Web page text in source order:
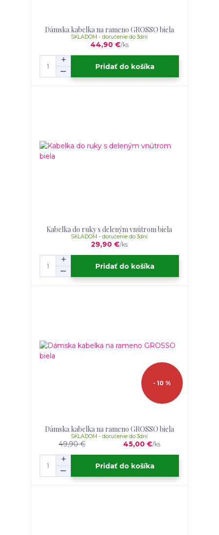
Dámska kabelka na rameno GROSSO biela
44,90 €/ks
SKLADOM - doručenie do 3dní
Pridať do košíka
Kabelka do ruky s deleným vnútrom biela
29,90 €/ks
SKLADOM - doručenie do 3dní
Pridať do košíka
- 10 %
Dámska kabelka na rameno GROSSO biela
49,90 € 45,00 €/ks
SKLADOM - doručenie do 3dní
Pridať do košíka